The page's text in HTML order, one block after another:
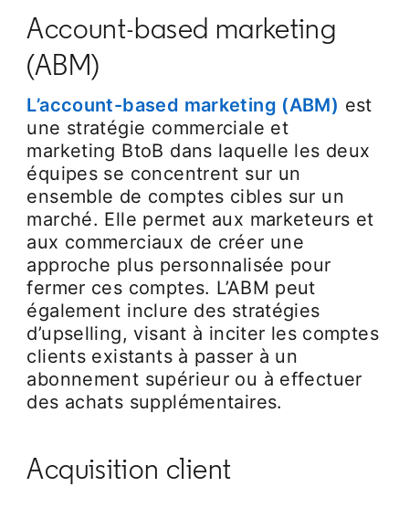
Account-based marketing
(ABM)
L’account-based marketing (ABM) opens
est
une stratégie commerciale et
marketing BtoB dans laquelle les deux
équipes se concentrent sur un
ensemble de comptes cibles sur un
marché. Elle permet aux marketeurs et
aux commerciaux de créer une
approche plus personnalisée pour
fermer ces comptes. L’ABM peut
également inclure des stratégies
d’upselling, visant à inciter les comptes
clients existants à passer à un
abonnement supérieur ou à effectuer
des achats supplémentaires.
Acquisition client